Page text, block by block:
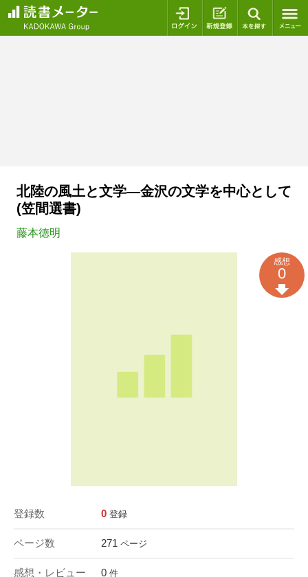
ログイン 新規登録
北陸の風土と文学―金沢の文学を中心として
(笠間選書)
藤本徳明
登録数 0 登録
ページ数 271 ページ
感想・レビュー 0 件
感想
0